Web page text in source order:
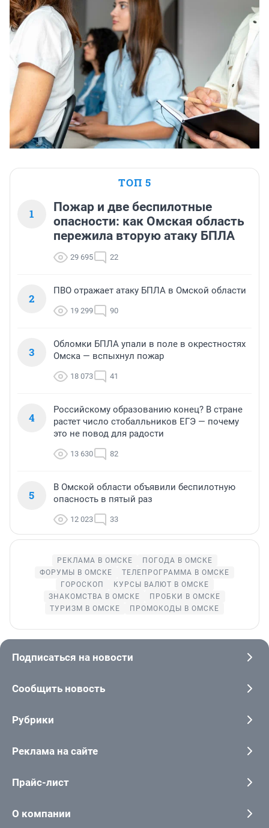
ТОП 5
1
Пожар и две беспилотные
опасности: как Омская область
пережила вторую атаку БПЛА
29 695 22
2
ПВО отражает атаку БПЛА в Омской области
19 299 90
3
Обломки БПЛА упали в поле в окрестностях
Омска — вспыхнул пожар
18 073 41
4
Российскому образованию конец? В стране
растет число стобалльников ЕГЭ — почему
это не повод для радости
13 630 82
5
В Омской области объявили беспилотную
опасность в пятый раз
12 023 33
РЕКЛАМА В ОМСКЕ
ПОГОДА В ОМСКЕ
ФОРУМЫ В ОМСКЕ
ТЕЛЕПРОГРАММА В ОМСКЕ
ГОРОСКОП
КУРСЫ ВАЛЮТ В ОМСКЕ
ЗНАКОМСТВА В ОМСКЕ
ПРОБКИ В ОМСКЕ
ТУРИЗМ В ОМСКЕ
ПРОМОКОДЫ В ОМСКЕ
Подписаться на новости
Сообщить новость
Рубрики
Реклама на сайте
Прайс-лист
О компании